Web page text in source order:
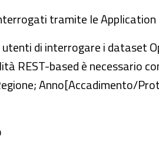
tramite le
utenti di interrogare i dataset
REST-based è necessario
Anno[Accadimento/